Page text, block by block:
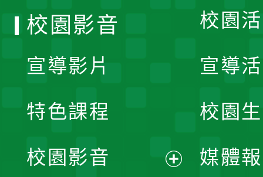
校園
宣導
校園
媒體
校園影音
宣導影片
特色課程
校園影音